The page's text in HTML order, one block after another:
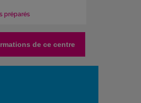
préparés
de ce centre